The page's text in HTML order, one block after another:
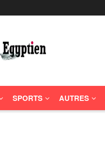
SPORTS AUTRES